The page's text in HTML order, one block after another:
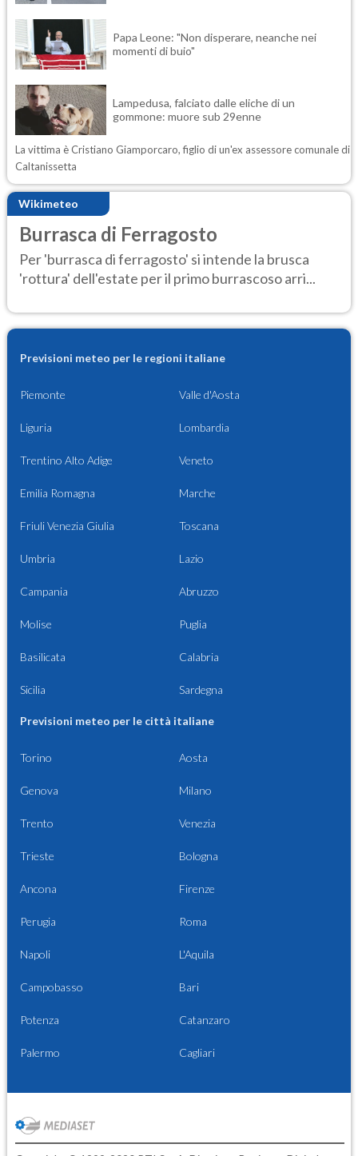
Papa Leone: "Non disperare, neanche nei
momenti di buio"
Lampedusa, falciato dalle eliche di un
gommone: muore sub 29enne
La vittima è Cristiano Giamporcaro, figlio di un'ex assessore comunale di
Caltanissetta
Wikimeteo
Burrasca di Ferragosto
Per 'burrasca di ferragosto' si intende la brusca
'rottura' dell'estate per il primo burrascoso arri...
Previsioni meteo per le regioni italiane
Piemonte Valle d'Aosta
Liguria Lombardia
Trentino Alto Adige Veneto
Emilia Romagna Marche
Friuli Venezia Giulia Toscana
Umbria Lazio
Campania Abruzzo
Molise Puglia
Basilicata Calabria
Sicilia Sardegna
Previsioni meteo per le città italiane
Torino Aosta
Genova Milano
Trento Venezia
Trieste Bologna
Ancona Firenze
Perugia Roma
Napoli L'Aquila
Campobasso Bari
Potenza Catanzaro
Palermo Cagliari